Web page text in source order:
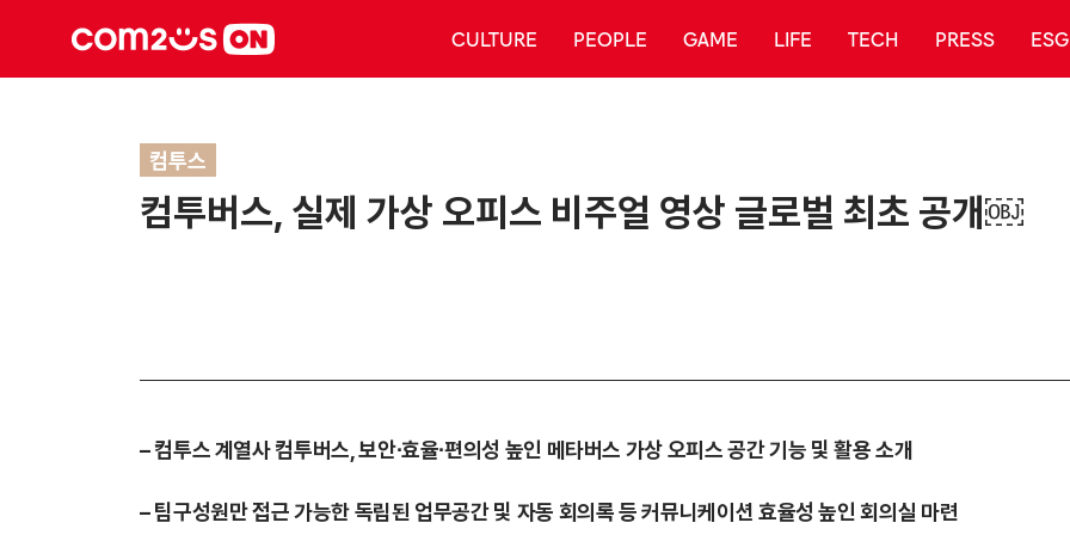
CULTURE PEOPLE GAME LIFE TECH PRESS ESG
컴투스
컴투버스, 실제 가상 오피스 비주얼 영상 글로벌 최초 공개￼
– 컴투스 계열사 컴투버스, 보안∙효율∙편의성 높인 메타버스 가상 오피스 공간 기능 및 활용 소개
– 팀구성원만 접근 가능한 독립된 업무공간 및 자동 회의록 등 커뮤니케이션 효율성 높인 회의실 마련